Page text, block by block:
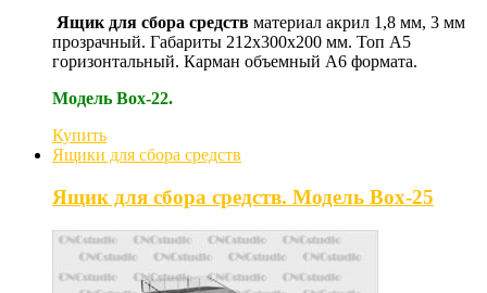
Ящик для сбора средств материал акрил 1,8 мм, 3 мм
прозрачный. Габариты 212х300х200 мм. Топ А5
горизонтальный. Карман объемный А6 формата.
Модель Box-22.
Купить
Ящики для сбора средств
Ящик для сбора средств. Модель Box-25